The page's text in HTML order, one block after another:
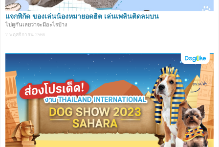
แจกพิกัด ของเล่นน้องหมายอดฮิต เล่นเพลินติดลมบน
ไปดูกันเลยว่าจะมีอะไรบ้าง
7 พฤศจิกายน 2566